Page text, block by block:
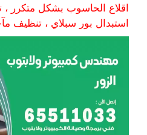
اقلاع الحاسوب بشكل متكرر ،
استبدال بور سبلاي ، تنظيف